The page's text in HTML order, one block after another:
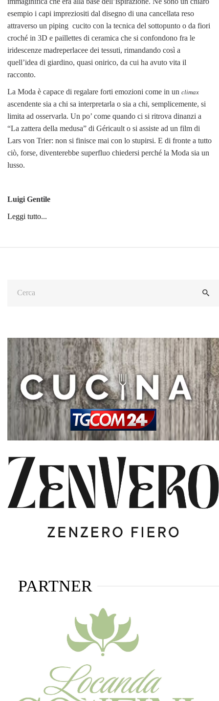
esempio i capi impreziositi dal disegno di una cancellata reso
attraverso un piping cucito con la tecnica del sottopunto o da fiori
croché in 3D e paillettes di ceramica che si confondono fra le
iridescenze madreperlacee dei tessuti, rimandando così a
quell’idea di giardino, quasi onirico, da cui ha avuto vita il
racconto.
La Moda è capace di regalare forti emozioni come in un climax
ascendente sia a chi sa interpretarla o sia a chi, semplicemente, si
limita ad osservarla. Un po’ come quando ci si ritrova dinanzi a
“La zattera della medusa” di Géricault o si assiste ad un film di
Lars von Trier: non si finisce mai con lo stupirsi. E di fronte a tutto
ciò, forse, diventerebbe superfluo chiedersi perché la Moda sia un
lusso.
Luigi Gentile
Leggi tutto...
PARTNER